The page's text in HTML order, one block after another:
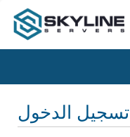
تسجيل الدخول